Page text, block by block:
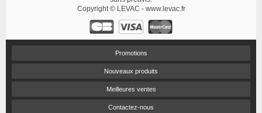
Copyright © LEVAC - www.levac.fr
Promotions
Nouveaux produits
Meilleures ventes
Contactez-nous